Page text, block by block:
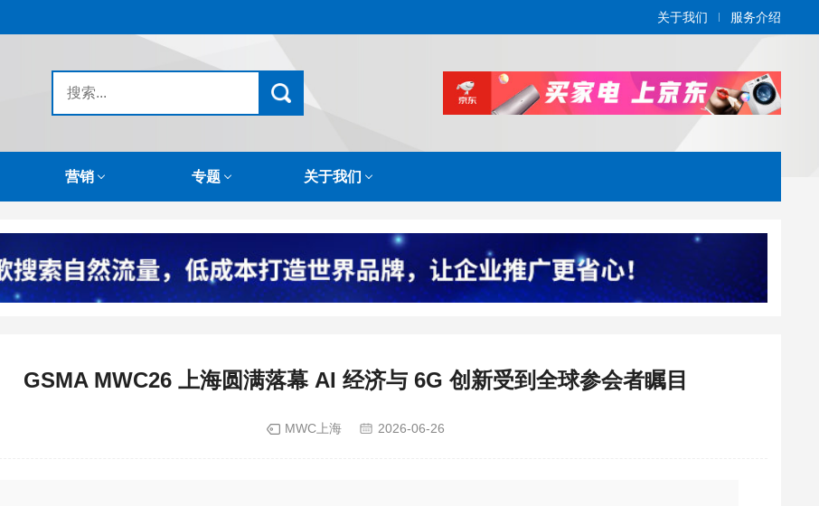
关于我们 服务介绍
营销 专题 关于我们
GSMA MWC26 上海圆满落幕 AI 经济与 6G 创新受到全球参会者瞩目
MWC上海 2026-06-26